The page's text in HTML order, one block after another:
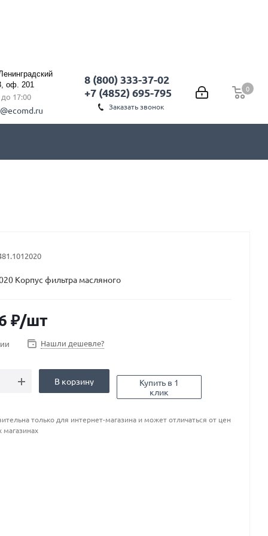
0
0
8 (800) 333-37-02
+7 (4852) 695-795
Заказать звонок
оф. 201
до 17:00
Корпус фильтра масляного
₽/шт
Нашли дешевле?
В корзину
Купить в 1
клик
только для интернет-магазина и может отличаться от цен
магазинах